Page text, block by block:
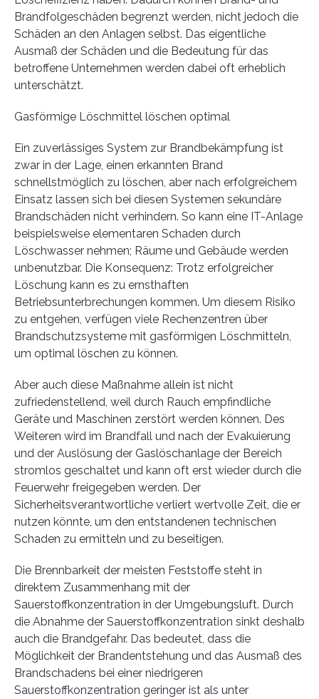
Brandfolgeschäden begrenzt werden, nicht jedoch die
Schäden an den Anlagen selbst. Das eigentliche
Ausmaß der Schäden und die Bedeutung für das
betroffene Unternehmen werden dabei oft erheblich
unterschätzt.
Gasförmige Löschmittel löschen optimal
Ein zuverlässiges System zur Brandbekämpfung ist
zwar in der Lage, einen erkannten Brand
schnellstmöglich zu löschen, aber nach erfolgreichem
Einsatz lassen sich bei diesen Systemen sekundäre
Brandschäden nicht verhindern. So kann eine IT-Anlage
beispielsweise elementaren Schaden durch
Löschwasser nehmen; Räume und Gebäude werden
unbenutzbar. Die Konsequenz: Trotz erfolgreicher
Löschung kann es zu ernsthaften
Betriebsunterbrechungen kommen. Um diesem Risiko
zu entgehen, verfügen viele Rechenzentren über
Brandschutzsysteme mit gasförmigen Löschmitteln,
um optimal löschen zu können.
Aber auch diese Maßnahme allein ist nicht
zufriedenstellend, weil durch Rauch empfindliche
Geräte und Maschinen zerstört werden können. Des
Weiteren wird im Brandfall und nach der Evakuierung
und der Auslösung der Gaslöschanlage der Bereich
stromlos geschaltet und kann oft erst wieder durch die
Feuerwehr freigegeben werden. Der
Sicherheitsverantwortliche verliert wertvolle Zeit, die er
nutzen könnte, um den entstandenen technischen
Schaden zu ermitteln und zu beseitigen.
Die Brennbarkeit der meisten Feststoffe steht in
direktem Zusammenhang mit der
Sauerstoffkonzentration in der Umgebungsluft. Durch
die Abnahme der Sauerstoffkonzentration sinkt deshalb
auch die Brandgefahr. Das bedeutet, dass die
Möglichkeit der Brandentstehung und das Ausmaß des
Brandschadens bei einer niedrigeren
Sauerstoffkonzentration geringer ist als unter